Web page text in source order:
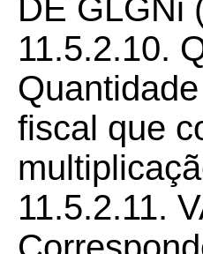
DE GLGNi
11.5.2.10.
fiscal que
11.5.2.11.